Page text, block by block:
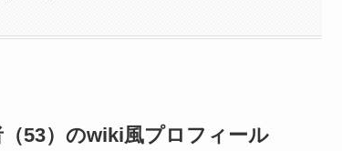
（53）のwiki風プロフィール